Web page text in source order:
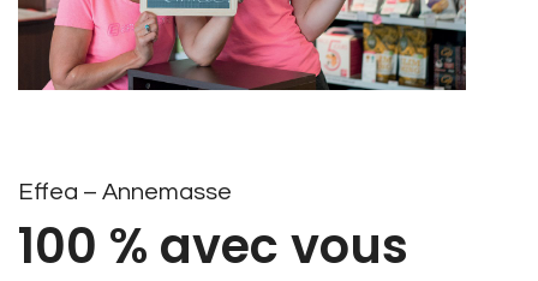
Effea – Annemasse
100 % avec vous